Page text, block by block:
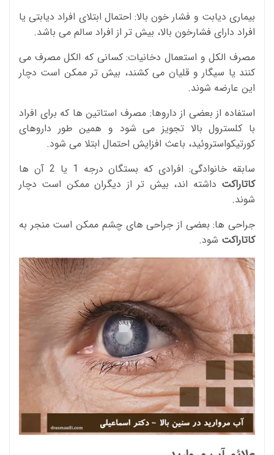
بیماری دیابت و فشار خون بالا: احتمال ابتلای افراد دیابتی یا
افراد دارای فشارخون بالا، بیش تر از افراد سالم می باشد.
مصرف الکل و استعمال دخانیات: کسانی که الکل مصرف می
کنند یا سیگار و قلیان می کشند، بیش تر ممکن است دچار
این عارضه شوند.
استفاده از بعضی از داروها: مصرف استاتین ها که برای افراد
با کلسترول بالا تجویز می شود و همین طور داروهای
کورتیکواستروئید، باعث افزایش احتمال ابتلا می شود.
سابقه خانوادگی: افرادی که بستگان درجه 1 یا 2 آن ها
کاتاراکت داشته اند، بیش تر از دیگران ممکن است دچار
شوند.
جراحی ها: بعضی از جراحی های چشم ممکن است منجر به
کاتاراکت شود.